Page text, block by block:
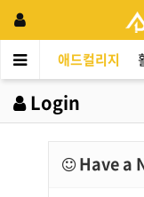
애드컬리지
Login
Have a